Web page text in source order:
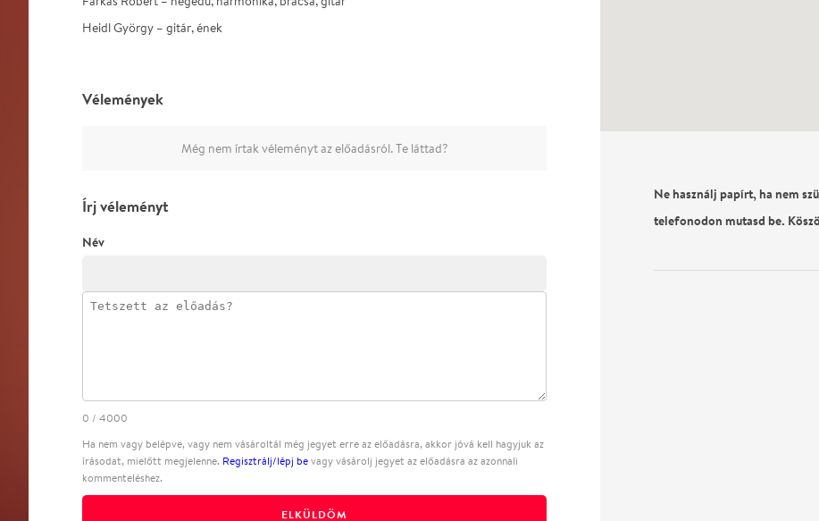
Heidl György – gitár, ének
Ne használj papírt, ha nem
telefonodon mutasd be.
Vélemények
Még nem írtak véleményt az előadásról. Te láttad?
Írj véleményt
Név
0 / 4000
Ha nem vagy belépve, vagy nem vásároltál még jegyet erre az előadásra, akkor jóvá kell hagyjuk az
írásodat, mielőtt megjelenne. Regisztrálj/lépj be vagy vásárolj jegyet az előadásra az azonnali
kommenteléshez.
ELKÜLDÖM